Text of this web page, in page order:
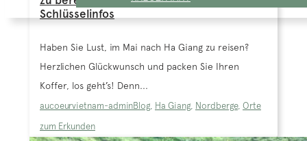
Schlüsselinfos
Haben Sie Lust, im Mai nach Ha Giang zu reisen?
Herzlichen Glückwunsch und packen Sie Ihren
Koffer, los geht’s! Denn...
aucoeurvietnam-adminBlog, Ha Giang, Nordberge, Orte
zum Erkunden